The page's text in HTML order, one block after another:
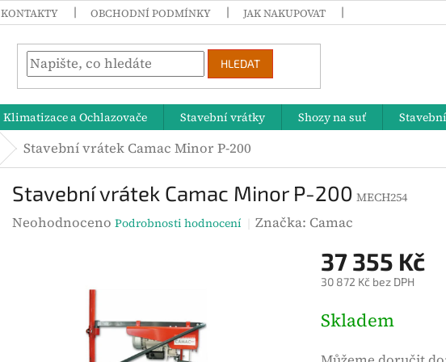
KONTAKTY OBCHODNÍ PODMÍNKY JAK NAKUPOVAT
HLEDAT
Klimatizace a Ochlazovače Stavební vrátky Shozy na suť
Stavební vrátek Camac Minor P-200
Stavební vrátek Camac Minor P-200 MECH254
P
Neohodnoceno Podrobnosti hodnocení Značka:Camac
37 355 Kč
30 872 Kč bez DPH
ě
Skladem